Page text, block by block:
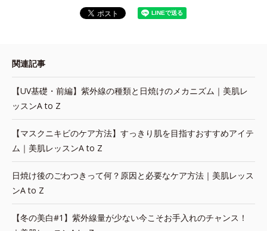
関連記事
【UV基礎・前編】紫外線の種類と日焼けのメカニズム｜美肌レ
ッスンA to Z
【マスクニキビのケア方法】すっきり肌を目指すおすすめアイテ
ム｜美肌レッスンA to Z
日焼け後のごわつきって何？原因と必要なケア方法｜美肌レッス
ンA to Z
【冬の美白#1】紫外線量が少ない今こそお手入れのチャンス！